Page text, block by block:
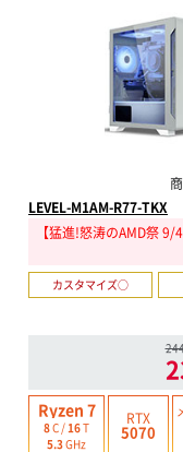
LEVEL-M1AM-R77-TKX
【猛進!怒涛のAMD祭
カスタマイズ○
Ryzen 7
8C /16T
5.3GHz
RTX
5070